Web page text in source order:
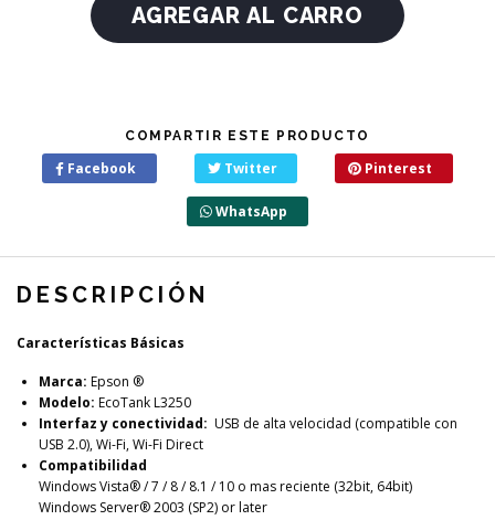
COMPARTIR ESTE PRODUCTO
Facebook Twitter Pinterest
WhatsApp
DESCRIPCIÓN
Características Básicas
Marca: Epson ®
Modelo: EcoTank L3250
Interfaz y conectividad: USB de alta velocidad (compatible con
USB 2.0), Wi-Fi, Wi-Fi Direct
Compatibilidad
Windows Vista® / 7 / 8 / 8.1 / 10 o mas reciente (32bit, 64bit)
Windows Server® 2003 (SP2) or later